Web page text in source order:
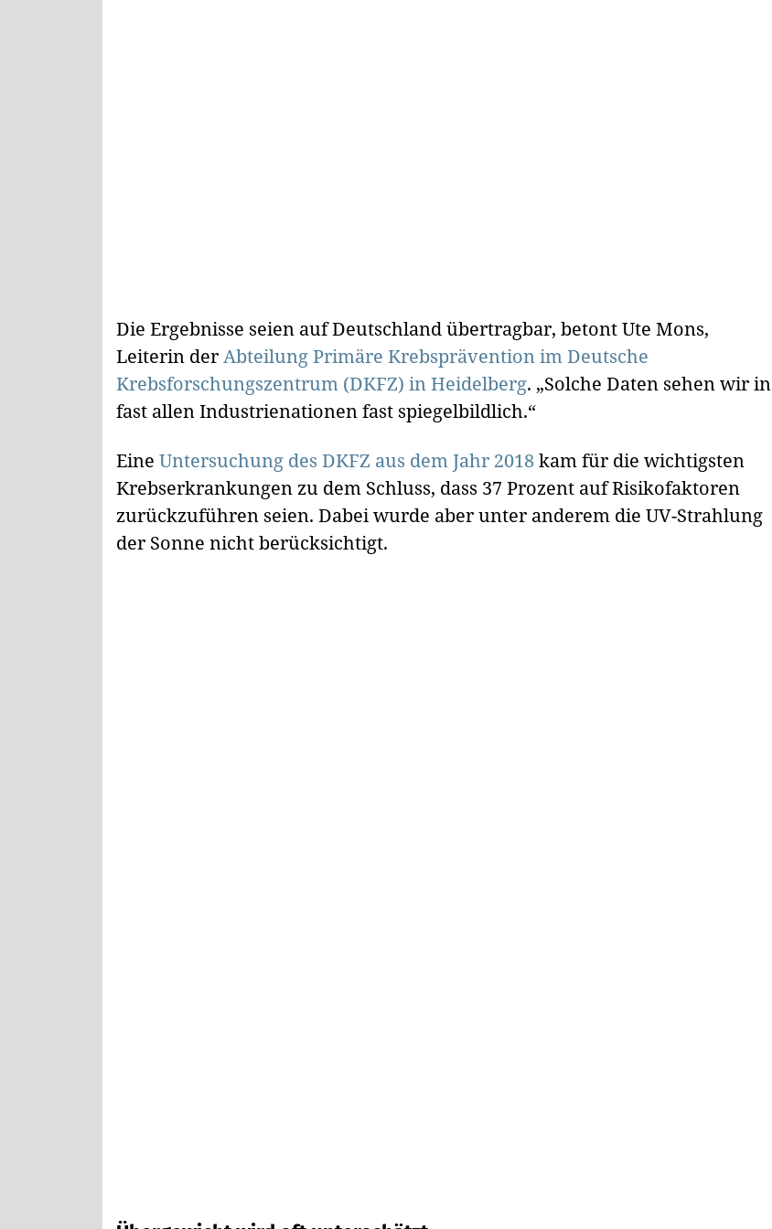
Die Ergebnisse seien auf Deutschland übertragbar, betont Ute Mons,
Leiterin derAbteilung Primäre Krebsprävention im Deutsche
Krebsforschungszentrum (DKFZ) in Heidelberg. „Solche Daten sehen wir in
fast allen Industrienationen fast spiegelbildlich.“
Eine Untersuchung des DKFZ aus dem Jahr 2018kam für die wichtigsten
Krebserkrankungen zu dem Schluss, dass 37 Prozent auf Risikofaktoren
zurückzuführen seien. Dabei wurde aber unter anderem die UV-Strahlung
der Sonne nicht berücksichtigt.